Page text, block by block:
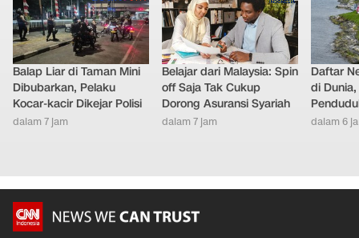
Balap Liar di Taman Mini
Dibubarkan, Pelaku
Kocar-kacir Dikejar Polisi
dalam 7 jam
Belajar dari Malaysia: Spin
off Saja Tak Cukup
Dorong Asuransi Syariah
dalam 7 jam
Daftar
di
dalam 6